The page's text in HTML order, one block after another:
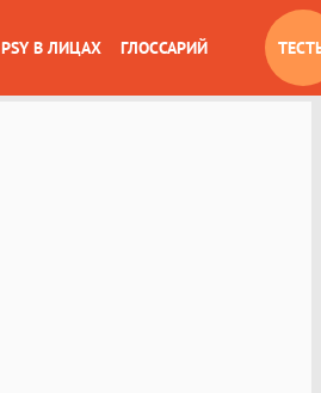
PSY В ЛИЦАХ ГЛОССАРИЙ